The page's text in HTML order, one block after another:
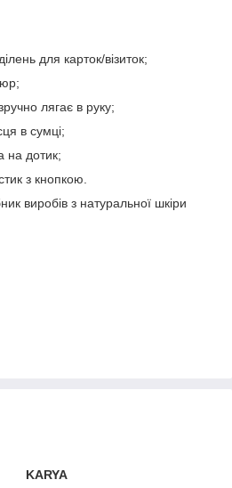
для карток/візиток;
лягає в руку;
в сумці;
на дотик;
з кнопкою.
виробів з натуральної шкіри
KARYA